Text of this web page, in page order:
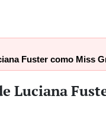
Fuster como Miss
Luciana